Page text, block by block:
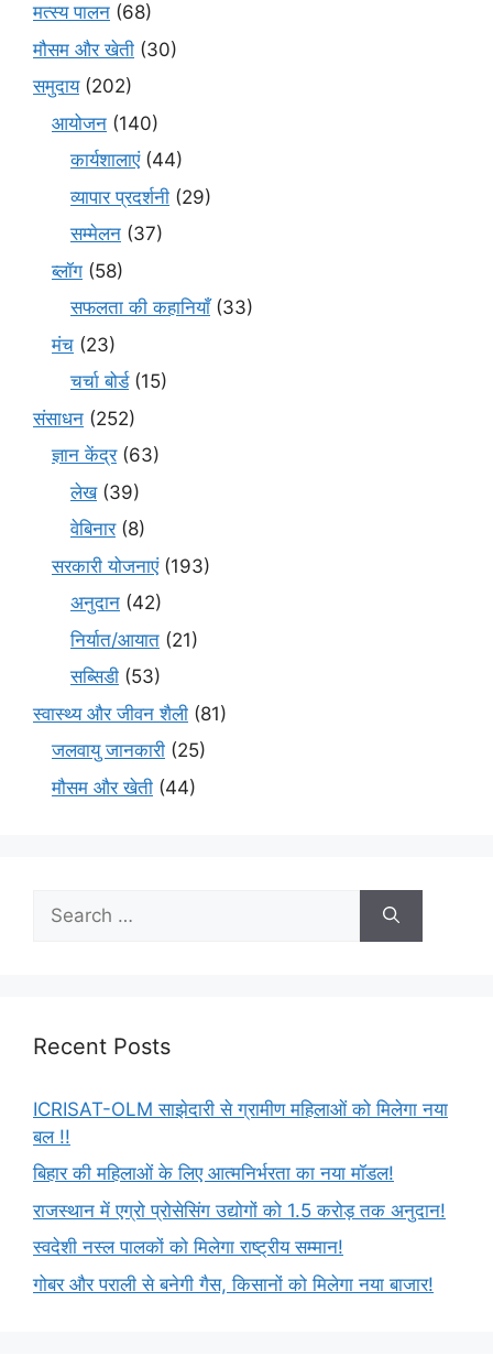
मत्स्य पालन (68)
मौसम और खेती (30)
समुदाय(202)
आयोजन (140)
कार्यशालाएं(44)
व्यापार प्रदर्शनी (29)
सम्मेलन (37)
ब्लॉग (58)
सफलता की कहानियाँ(33)
मंच (23)
चर्चा बोर्ड(15)
संसाधन (252)
ज्ञान केंद्र(63)
लेख(39)
वेबिनार(8)
सरकारी योजनाएं(193)
अनुदान (42)
निर्यात/आयात (21)
सब्सिडी (53)
स्वास्थ्य और जीवन शैली (81)
जलवायु जानकारी (25)
मौसम और खेती (44)
Recent Posts
ICRISAT-OLM साझेदारी से ग्रामीण महिलाओं को मिलेगा नया
बल !!
बिहार की महिलाओं के लिए आत्मनिर्भरता का नया मॉडल!
राजस्थान में एग्रो प्रोसेसिंग उद्योगों को 1.5 करोड़ तक अनुदान!
स्वदेशी नस्ल पालकों को मिलेगा राष्ट्रीय सम्मान!
गोबर और पराली से बनेगी गैस, किसानों को मिलेगा नया बाजार!